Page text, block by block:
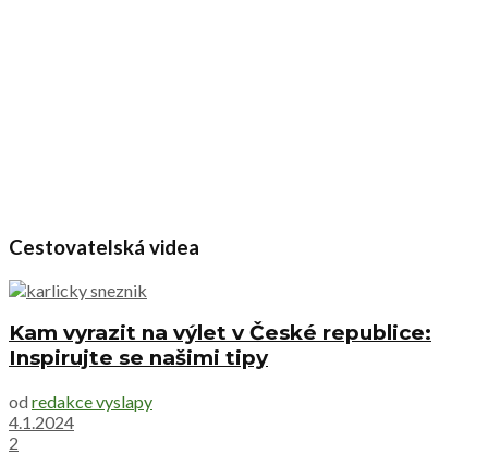
Cestovatelská videa
Kam vyrazit na výlet v České republice:
Inspirujte se našimi tipy
od redakce vyslapy
4.1.2024
2